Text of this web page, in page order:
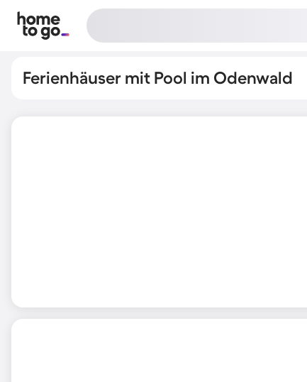
Ferienhäuser mit Pool im Odenwald